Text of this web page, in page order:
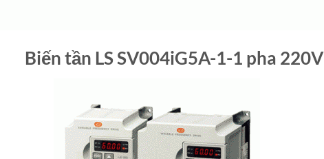
Biến tần LS SV004iG5A-1-1 pha 220V